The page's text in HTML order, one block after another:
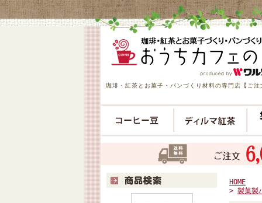
珈琲・紅茶とお菓子・パンづくり材料の専門店【ご
HOME
> 製菓製